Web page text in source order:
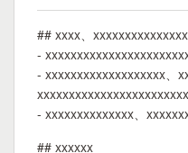
## xxxx、xxxxxxxxxxxxxxx
-
- xxxxxxxxxxxxxxxxxxx、
- xxxxxxxxxxxxxx、
## xxxxxx